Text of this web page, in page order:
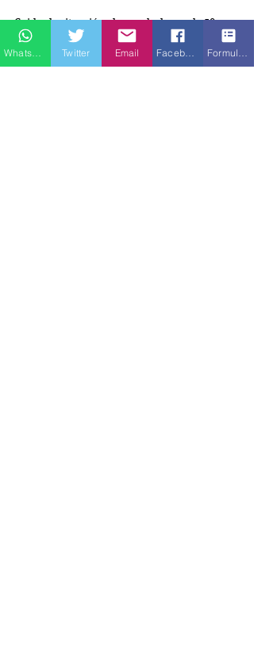
Cuidar la situación alcanzada, luego de 50
años de violencia durante los cuales hemos
vivido las peores experiencias de sufrimiento
y dolor se hace necesario.  El apoyo a los
Twitter Email